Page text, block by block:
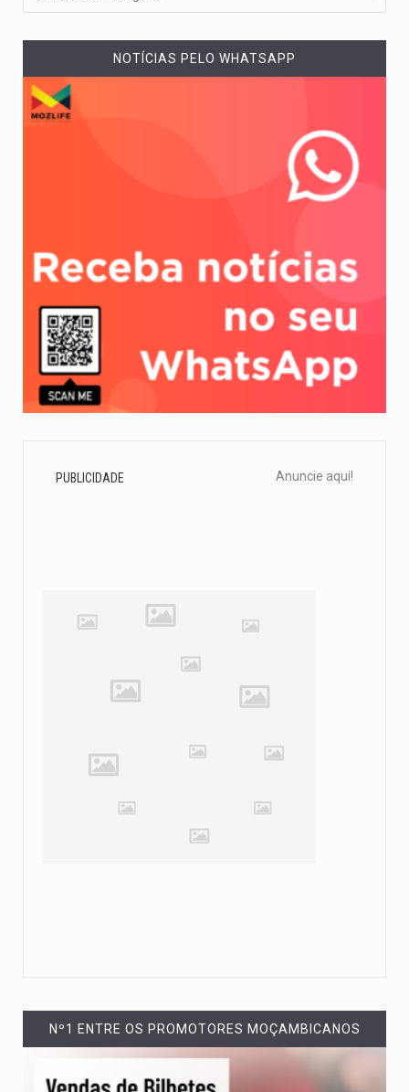
NOTÍCIAS PELO WHATSAPP
PUBLICIDADE Anuncie aqui!
Nº1 ENTRE OS PROMOTORES MOÇAMBICANOS